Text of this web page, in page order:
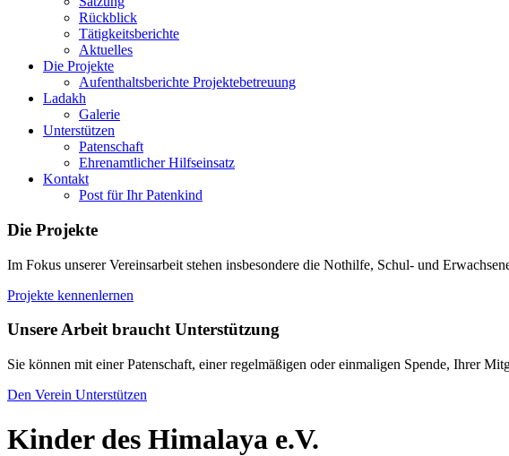
Rückblick
Tätigkeitsberichte
Aktuelles
Die Projekte
Aufenthaltsberichte Projektebetreuung
Ladakh
Galerie
Unterstützen
Patenschaft
Ehrenamtlicher Hilfseinsatz
Kontakt
Post für Ihr Patenkind
Die Projekte
Im Fokus unserer Vereinsarbeit stehen insbesondere die Nothilfe, Schul- und
Projekte kennenlernen
Unsere Arbeit braucht Unterstützung
Sie können mit einer Patenschaft, einer regelmäßigen oder einmaligen Spende, Ihrer
Den Verein Unterstützen
Kinder des Himalaya e.V.